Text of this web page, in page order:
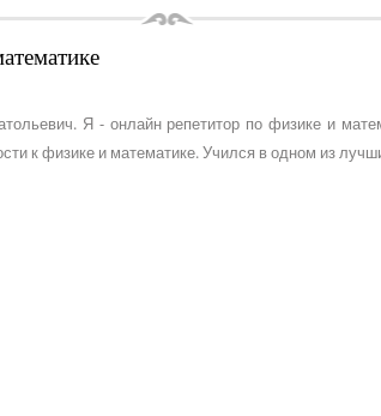
Я - онлайн репетитор по физике и
к физике и математике. Учился в одном из